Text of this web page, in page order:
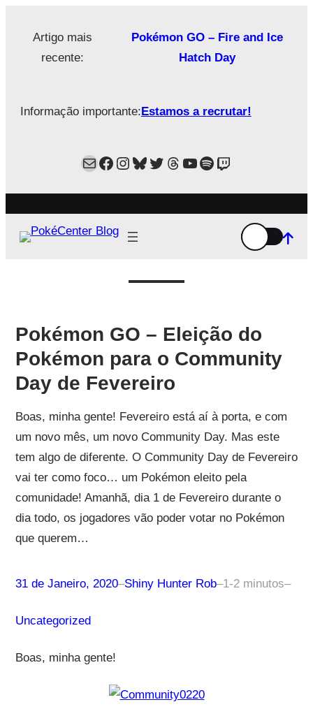
Artigo mais
recente:
Pokémon GO – Fire and Ice
Hatch Day
Informação importante:Estamos a recrutar!
MailFacebook
Instagram
Bluesky
Twitter
Estamos no Threads!
YouTube
Spotify
Twitch
Pokémon GO – Eleição do
Pokémon para o Community
Day de Fevereiro
Boas, minha gente! Fevereiro está aí à porta, e com
um novo mês, um novo Community Day. Mas este
tem algo de diferente. O Community Day de Fevereiro
vai ter como foco… um Pokémon eleito pela
comunidade! Amanhã, dia 1 de Fevereiro durante o
dia todo, os jogadores vão poder votar no Pokémon
que querem…
31 de Janeiro, 2020–Shiny Hunter Rob–1-2 minutos–
Uncategorized
Boas, minha gente!